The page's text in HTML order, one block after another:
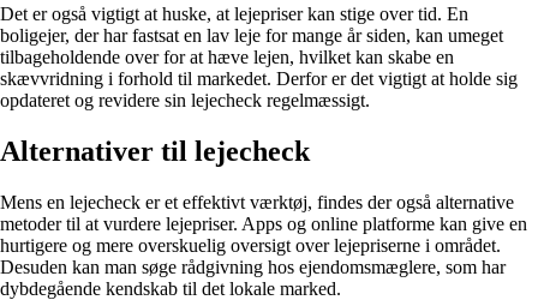
Det er også vigtigt at huske, at lejepriser kan stige over tid. En
boligejer, der har fastsat en lav leje for mange år siden, kan umeget
tilbageholdende over for at hæve lejen, hvilket kan skabe en
skævvridning i forhold til markedet. Derfor er det vigtigt at holde sig
opdateret og revidere sin lejecheck regelmæssigt.
Alternativer til lejecheck
Mens en lejecheck er et effektivt værktøj, findes der også alternative
metoder til at vurdere lejepriser. Apps og online platforme kan give en
hurtigere og mere overskuelig oversigt over lejepriserne i området.
Desuden kan man søge rådgivning hos ejendomsmæglere, som har
dybdegående kendskab til det lokale marked.